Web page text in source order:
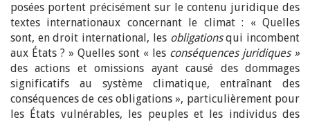
posées portent précisément sur le contenu juridique des
textes internationaux concernant le climat : « Quelles
sont, en droit international, les obligationsqui incombent
aux États ? » Quelles sont « les conséquences juridiques »
des actions et omissions ayant causé des dommages
significatifs au système climatique, entraînant des
conséquences de ces obligations », particulièrement pour
les États vulnérables, les peuples et les individus des